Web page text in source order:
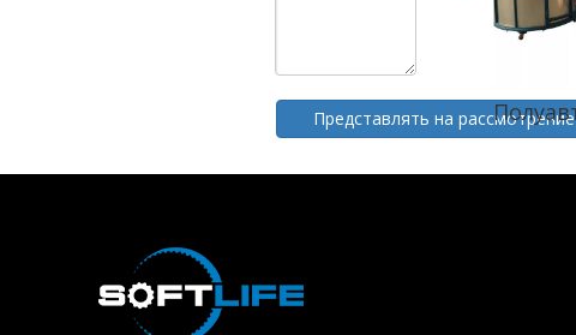
Представлять на рассмотрение